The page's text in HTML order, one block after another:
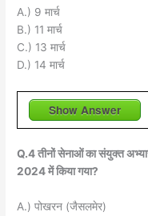
A.) 9 मार्च
B.) 11 मार्च
C.) 13 मार्च
D.) 14 मार्च
Show Answer
Q.4 तीनों सेनाओं का संयुक्त
2024 में किया गया?
A.) पोखरन (जैसलमेर)